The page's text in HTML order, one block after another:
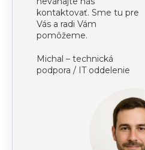
kontaktovať. Sme tu pre
Vás a radi Vám
pomôžeme.
Michal – technická
podpora / IT oddelenie